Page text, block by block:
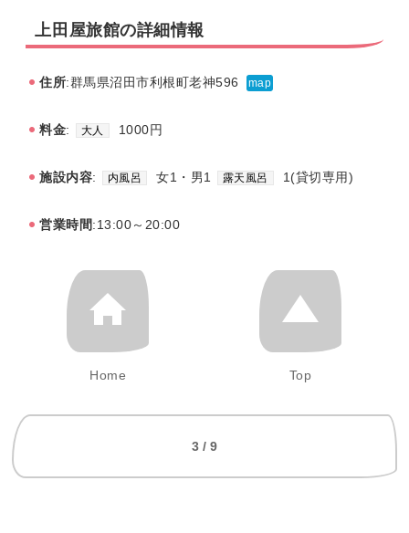
上田屋旅館の詳細情報
住所:群馬県沼田市利根町老神596 map
料金: 大人 1000円
施設内容: 内風呂 女1・男1 露天風呂 1(貸切専用)
営業時間:13:00～20:00
Home Top
3 / 9